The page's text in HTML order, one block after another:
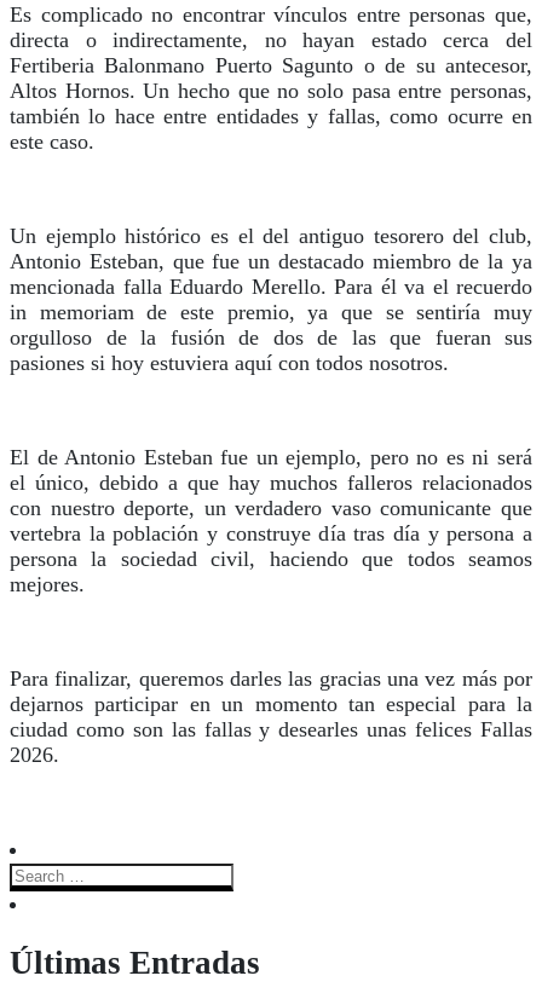
Es complicado no encontrar vínculos entre personas que,
directa o indirectamente, no hayan estado cerca del
Fertiberia Balonmano Puerto Sagunto o de su antecesor,
Altos Hornos. Un hecho que no solo pasa entre personas,
también lo hace entre entidades y fallas, como ocurre en
este caso.
Un ejemplo histórico es el del antiguo tesorero del club,
Antonio Esteban, que fue un destacado miembro de la ya
mencionada falla Eduardo Merello. Para él va el recuerdo
in memoriam de este premio, ya que se sentiría muy
orgulloso de la fusión de dos de las que fueran sus
pasiones si hoy estuviera aquí con todos nosotros.
El de Antonio Esteban fue un ejemplo, pero no es ni será
el único, debido a que hay muchos falleros relacionados
con nuestro deporte, un verdadero vaso comunicante que
vertebra la población y construye día tras día y persona a
persona la sociedad civil, haciendo que todos seamos
mejores.
Para finalizar, queremos darles las gracias una vez más por
dejarnos participar en un momento tan especial para la
ciudad como son las fallas y desearles unas felices Fallas
2026.
Últimas Entradas